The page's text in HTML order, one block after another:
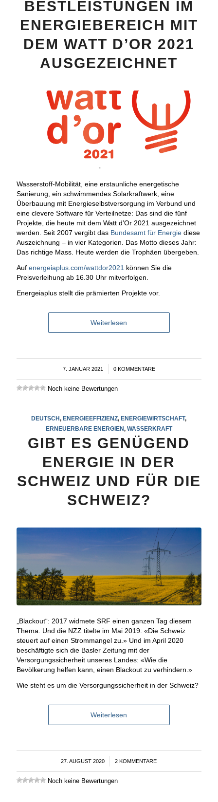
BESTLEISTUNGEN IM
ENERGIEBEREICH MIT
DEM WATT D’OR 2021
AUSGEZEICHNET
Wasserstoff-Mobilität, eine erstaunliche energetische
Sanierung, ein schwimmendes Solarkraftwerk, eine
Überbauung mit Energieselbstversorgung im Verbund und
eine clevere Software für Verteilnetze: Das sind die fünf
Projekte, die heute mit dem Watt d’Or 2021 ausgezeichnet
werden. Seit 2007 vergibt das Bundesamt für Energiediese
Auszeichnung – in vier Kategorien. Das Motto dieses Jahr:
Das richtige Mass. Heute werden die Trophäen übergeben.
Auf energeiaplus.com/wattdor2021 können Sie die
Preisverleihung ab 16.30 Uhr mitverfolgen.
Energeiaplus stellt die prämierten Projekte vor.
Weiterlesen
7. JANUAR 2021
/ 0 KOMMENTARE
Noch keine Bewertungen
DEUTSCH,ENERGIEEFFIZIENZ,ENERGIEWIRTSCHAFT,
ERNEUERBARE ENERGIEN, WASSERKRAFT
GIBT ES GENÜGEND
ENERGIE IN DER
SCHWEIZ UND FÜR DIE
SCHWEIZ?
„Blackout“: 2017 widmete SRF einen ganzen Tag diesem
Thema. Und die NZZ titelte im Mai 2019: «Die Schweiz
steuert auf einen Strommangel zu.» Und im April 2020
beschäftigte sich die Basler Zeitung mit der
Versorgungssicherheit unseres Landes: «Wie die
Bevölkerung helfen kann, einen Blackout zu verhindern.»
Wie steht es um die Versorgungssicherheit in der Schweiz?
Weiterlesen
27. AUGUST 2020
/ 2 KOMMENTARE
Noch keine Bewertungen